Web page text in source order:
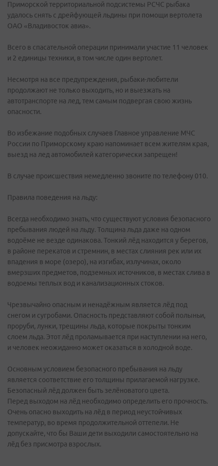
Приморской территориальной подсистемы РСЧС рыбака
удалось снять с дрейфующей льдины при помощи вертолета
ОАО «Владивосток авиа».
Всего в спасательной операции принимали участие 11 человек
и 2 единицы техники, в том числе один вертолет.
Несмотря на все предупреждения, рыбаки-любители
продолжают не только выходить, но и выезжать на
автотранспорте на лед, тем самым подвергая свою жизнь
опасности.
Во избежание подобных случаев Главное управление МЧС
России по Приморскому краю напоминает всем жителям края,
выезд на лед автомобилей категорически запрещен!
В случае происшествия немедленно звоните по телефону 010.
Правила поведения на льду:
Всегда необходимо знать, что существуют условия безопасного
пребывания людей на льду. Толщина льда даже на одном
водоёме не везде одинакова. Тонкий лёд находится у берегов,
в районе перекатов и стремнин, в местах слияния рек или их
впадения в море (озеро), на изгибах, излучинах, около
вмерзших предметов, подземных источников, в местах слива в
водоемы теплых вод и канализационных стоков.
Чрезвычайно опасным и ненадёжным является лёд под
снегом и сугробами. Опасность представляют собой полыньи,
проруби, лунки, трещины льда, которые покрыты тонким
слоем льда. Этот лёд проламывается при наступлении на него,
и человек неожиданно может оказаться в холодной воде.
Основным условием безопасного пребывания на льду
является соответствие его толщины прилагаемой нагрузке.
Безопасный лёд должен быть зелёноватого цвета.
Перед выходом на лёд необходимо определить его прочность.
Очень опасно выходить на лёд в период неустойчивых
температур, во время продолжительной оттепели. Не
допускайте, что бы Ваши дети выходили самостоятельно на
лёд без присмотра взрослых.